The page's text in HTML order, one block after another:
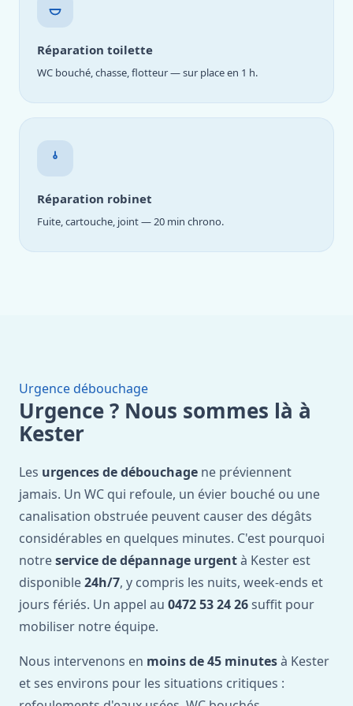
Réparation toilette
WC bouché, chasse, flotteur — sur place en 1 h.
Réparation robinet
Fuite, cartouche, joint — 20 min chrono.
Urgence débouchage
Urgence ? Nous sommes là à
Kester
Les urgences de débouchage ne préviennent
jamais. Un WC qui refoule, un évier bouché ou une
canalisation obstruée peuvent causer des dégâts
considérables en quelques minutes. C'est pourquoi
notreservice de dépannage urgentà Kester est
disponible24h/7, y compris les nuits, week-ends et
jours fériés. Un appel au 0472 53 24 26 suffit pour
mobiliser notre équipe.
Nous intervenons en moins de 45 minutesà Kester
et ses environs pour les situations critiques :